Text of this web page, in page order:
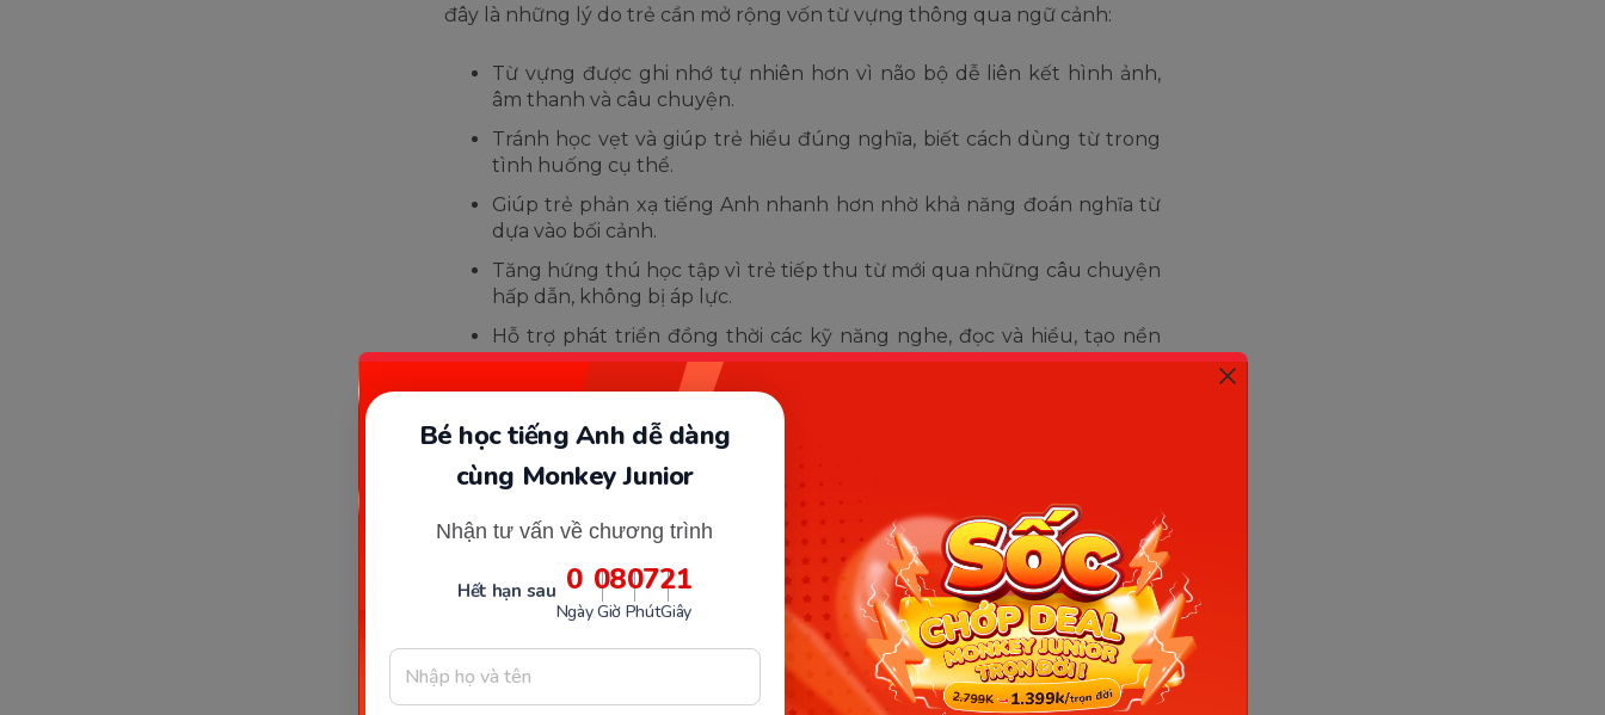
Bé học tiếng Anh dễ dàng
cùng Monkey Junior
Nhận tư vấn về chương trình
Hết hạn sau 0
Ngày
08
Giờ
07
Phút
20
Giây
đây là những lý do trẻ cần mở rộng vốn từ vựng thông qua ngữ cảnh:
Từ vựng được ghi nhớ tự nhiên hơn vì não bộ dễ liên kết hình ảnh,
âm thanh và câu chuyện.
Tránh học vẹt và giúp trẻ hiểu đúng nghĩa, biết cách dùng từ trong
tình huống cụ thể.
Giúp trẻ phản xạ tiếng Anh nhanh hơn nhờ khả năng đoán nghĩa từ
dựa vào bối cảnh.
Tăng hứng thú học tập vì trẻ tiếp thu từ mới qua những câu chuyện
hấp dẫn, không bị áp lực.
Hỗ trợ phát triển đồng thời các kỹ năng nghe, đọc và hiểu, tạo nền
tảng ngôn ngữ toàn diện.